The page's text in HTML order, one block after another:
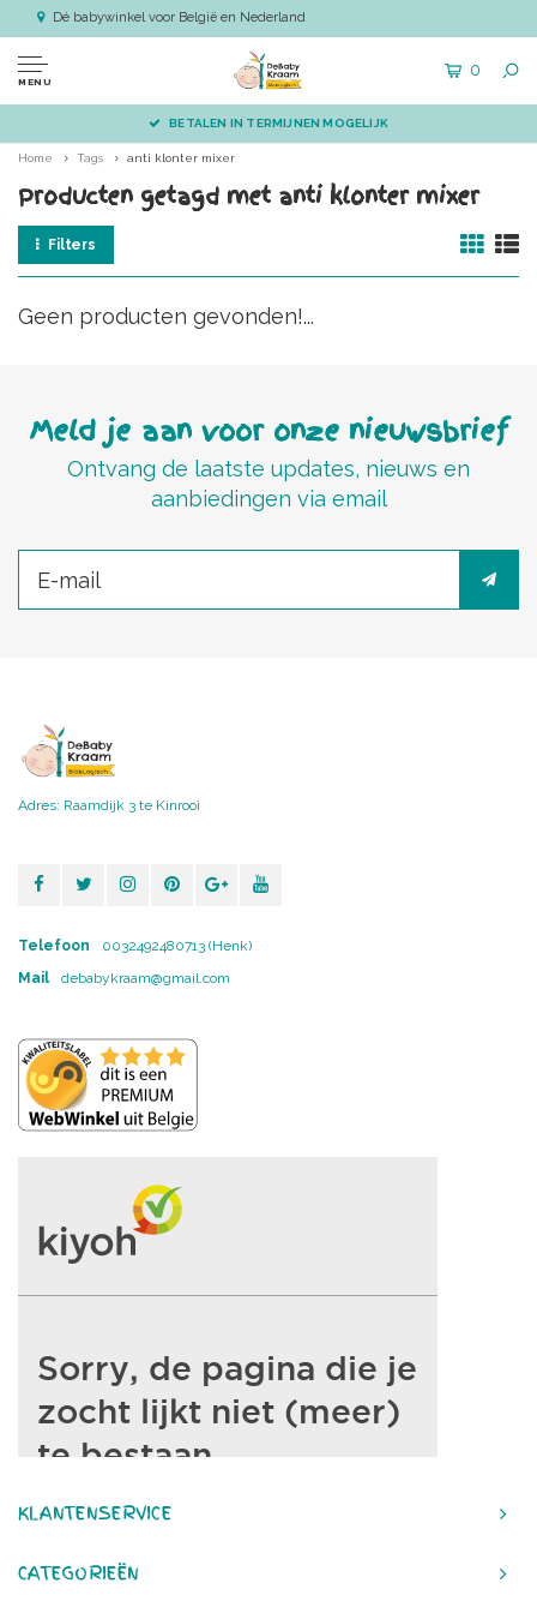
Dé babywinkel voor België en Nederland
MENU
0
BETALEN IN TERMIJNEN MOGELIJK
Home Tags anti klonter mixer
Producten getagd met anti klonter mixer
Filters
Geen producten gevonden!...
Meld je aan voor onze nieuwsbrief
Ontvang de laatste updates, nieuws en
aanbiedingen via email
Adres: Raamdijk 3 te Kinrooi
Telefoon
0032492480713 (Henk)
Mail
debabykraam@gmail.com
KLANTENSERVICE
CATEGORIEËN